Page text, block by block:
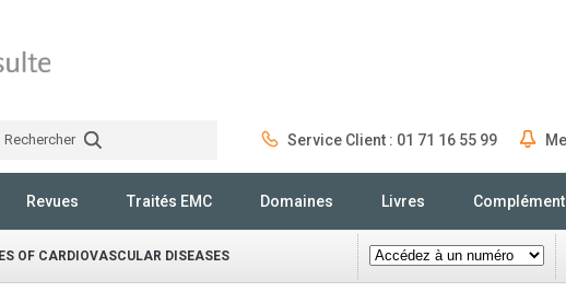
Rechercher Service Client : 01 71 16 55 99
Revues Traités EMC Domaines Livres
OF CARDIOVASCULAR DISEASES